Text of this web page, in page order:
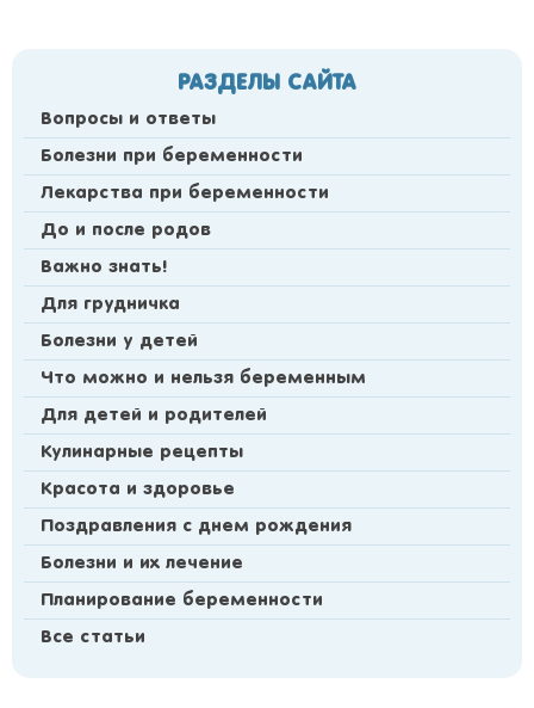
РАЗДЕЛЫ САЙТА
Вопросы и ответы
Болезни при беременности
Лекарства при беременности
До и после родов
Важно знать!
Для грудничка
Болезни у детей
Что можно и нельзя беременным
Для детей и родителей
Кулинарные рецепты
Красота и здоровье
Поздравления с днем рождения
Болезни и их лечение
Планирование беременности
Все статьи